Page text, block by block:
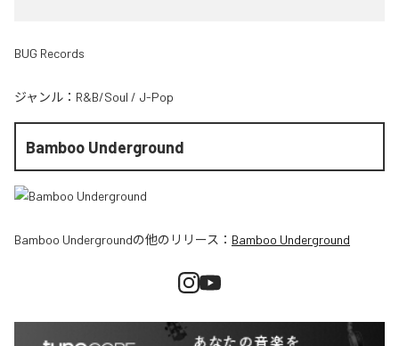
BUG Records
ジャンル： R&B/Soul / J-Pop
Bamboo Underground
Bamboo Undergroundの他のリリース： Bamboo Underground